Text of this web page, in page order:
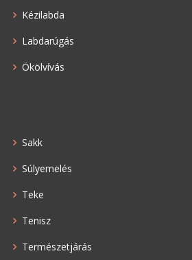
Kézilabda
Labdarúgás
Ökölvívás
Sakk
Súlyemelés
Teke
Tenisz
Természetjárás